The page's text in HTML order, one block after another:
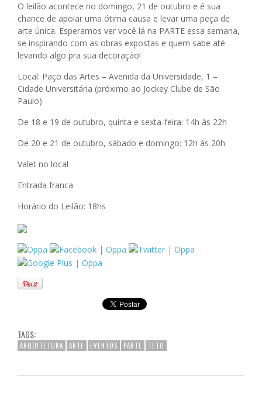
O leilão acontece no domingo, 21 de outubro e é sua
chance de apoiar uma ótima causa e levar uma peça de
arte única. Esperamos ver você lá na PARTE essa semana,
se inspirando com as obras expostas e quem sabe até
levando algo pra sua decoração!
Local: Paço das Artes – Avenida da Universidade, 1 –
Cidade Universitária (próximo ao Jockey Clube de São
Paulo)
De 18 e 19 de outubro, quinta e sexta-feira: 14h às 22h
De 20 e 21 de outubro, sábado e domingo: 12h às 20h
Valet no local
Entrada franca
Horário do Leilão: 18hs
TAGS:
ARQUITETURA ARTE EVENTOS PARTE TETO